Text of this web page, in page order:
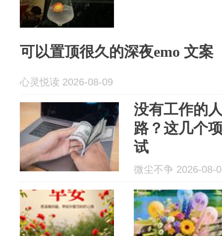
可以置顶很久的深夜emo 文案
心灵悦读 2026-08-09
没有工作的
路？这几个
试
微尘不争 2026-08-